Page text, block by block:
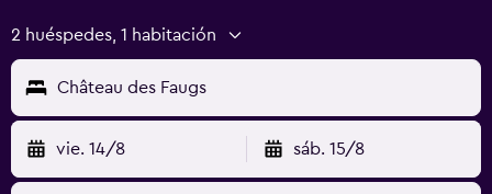
2 huéspedes, 1 habitación
Château des Faugs
vie. 14/8 sáb. 15/8